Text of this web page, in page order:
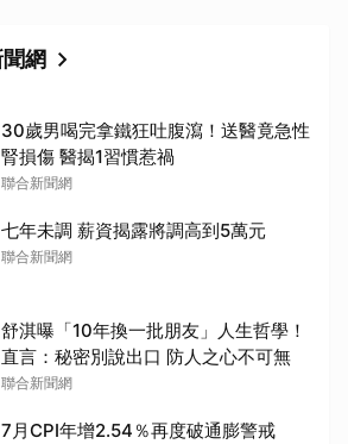
網
30歲男喝完拿鐵狂吐腹瀉！送醫竟急性
腎損傷 醫揭1習慣惹禍
聯合新聞網
七年未調 薪資揭露將調高到5萬元
聯合新聞網
舒淇曝「10年換一批朋友」人生哲學！
直言：秘密別說出口 防人之心不可無
聯合新聞網
7月CPI年增2.54％再度破通膨警戒